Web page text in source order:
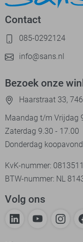
Contact
085-0292124
info@sans.nl
Bezoek onze
Haarstraat 33,
Maandag t/m Vrijdag
Zaterdag 9.30 - 17.00
Donderdag
KvK-nummer:
BTW-nummer: NL
Volg ons